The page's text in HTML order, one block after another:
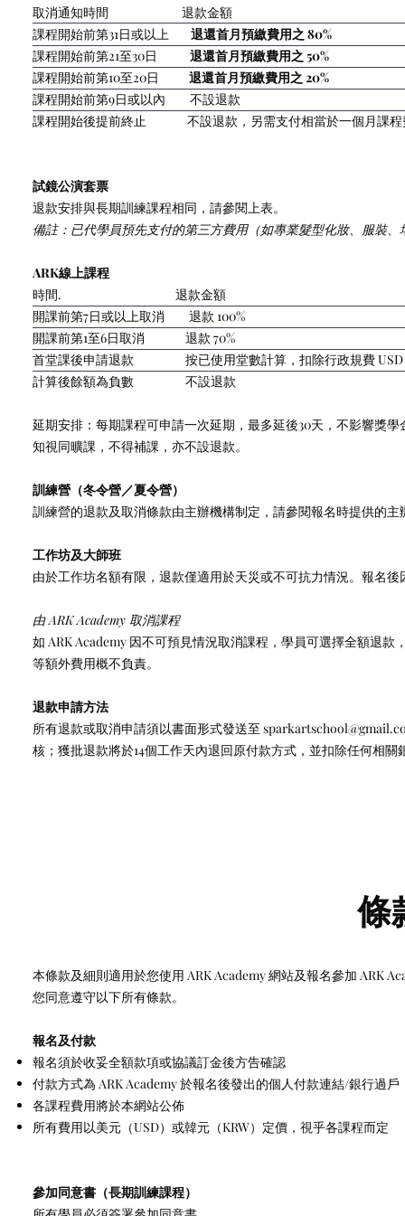
取消通知時間 退款金額
課程開始前第31日或以上 退還首月預繳費用之 80%
課程開始前第21至30日 退還首月預繳費用之 50%
課程開始前第10至20日 退還首月預繳費用之 20%
課程開始前第9日或以內 不設退款
課程開始後提前終止 不設退款，另需支付相當於一個月課程
試鏡公演套票
退款安排與長期訓練課程相同，請參閱上表。
備註：已代學員預先支付的第三方費用（如專業髮型化妝、服裝
ARK線上課程
時間. 退款金額
開課前第7日或以上取消 退款 100%
開課前第1至6日取消 退款 70%
首堂課後申請退款 按已使用堂數計算，扣除行政規費 USD
計算後餘額為負數 不設退款
延期安排：每期課程可申請一次延期，最多延後30天，不影響獎
知視同曠課，不得補課，亦不設退款。
訓練營（冬令營／夏令營）
訓練營的退款及取消條款由主辦機構制定，請參閱報名時提供的
工作坊及大師班
由於工作坊名額有限，退款僅適用於天災或不可抗力情況。報名
由 ARK Academy 取消課程
如 ARK Academy 因不可預見情況取消課程，學員可選擇全額退
等額外費用概不負責。
退款申請方法
所有退款或取消申請須以書面形式發送至
核；獲批退款將於14個工作天內退回原付款方式，並扣除任何相關
條
本條款及細則適用於您使用 ARK Academy 網站及報名參加 ARK
您同意遵守以下所有條款。
報名及付款
報名須於收妥全額款項或協議訂金後方告確認
付款方式為 ARK Academy 於報名後發出的個人付款連結/銀行過戶
各課程費用將於本網站公佈
所有費用以美元（USD）或韓元（KRW）定價，視乎各課程而定
參加同意書（長期訓練課程）